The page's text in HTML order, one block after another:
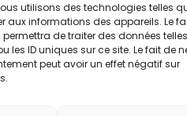
utilisons des technologies telles
aux informations des appareils. Le
de traiter des données telles
ID uniques sur ce site. Le fait de
peut avoir un effet négatif sur